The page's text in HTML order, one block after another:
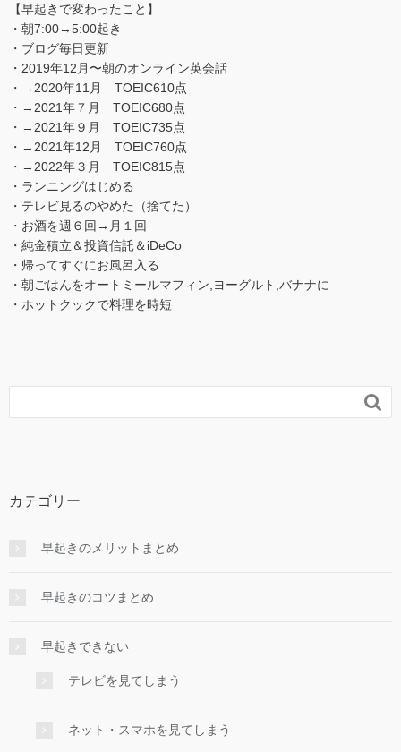
【早起きで変わったこと】
・朝7:00→5:00起き
・ブログ毎日更新
・2019年12月〜朝のオンライン英会話
・→2020年11月 TOEIC610点
・→2021年７月 TOEIC680点
・→2021年９月 TOEIC735点
・→2021年12月 TOEIC760点
・→2022年３月 TOEIC815点
・ランニングはじめる
・テレビ見るのやめた（捨てた）
・お酒を週６回→月１回
・純金積立＆投資信託＆iDeCo
・帰ってすぐにお風呂入る
・朝ごはんをオートミールマフィン,ヨーグルト,バナナに
・ホットクックで料理を時短

カテゴリー
早起きのメリットまとめ
早起きのコツまとめ
早起きできない
テレビを見てしまう
ネット・スマホを見てしまう